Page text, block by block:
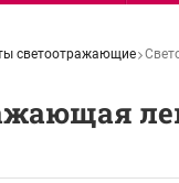
светоотражающие